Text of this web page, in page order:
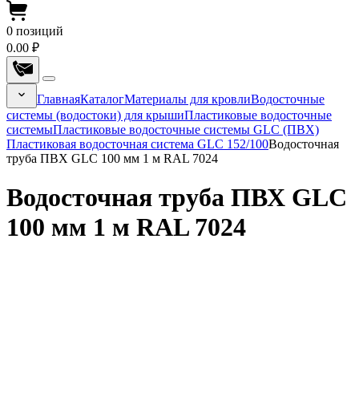
0 позиций
0.00 ₽
ГлавнаяКаталогМатериалы для кровлиВодосточные
системы (водостоки) для крышиПластиковые водосточные
системыПластиковые водосточные системы GLC (ПВХ)
Пластиковая водосточная система GLC 152/100Водосточная
труба ПВХ GLC 100 мм 1 м RAL 7024
Водосточная труба ПВХ GLC
100 мм 1 м RAL 7024